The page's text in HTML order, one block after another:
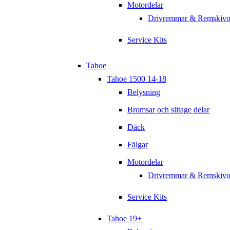
Motordelar
Drivremmar &
Service Kits
Tahoe
Tahoe 1500 14-18
Belysning
Bromsar och slitage delar
Däck
Fälgar
Motordelar
Drivremmar &
Service Kits
Tahoe 19+